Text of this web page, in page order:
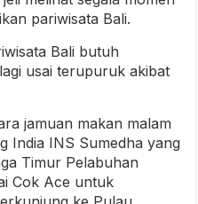
pariwisata Bali.
Bali butuh
usai terupuruk akibat
jamuan makan malam
India INS Sumedha yang
Timur Pelabuhan
Cok Ace untuk